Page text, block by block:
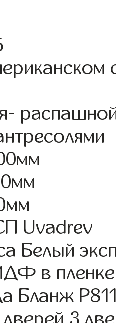
Uvadrev
Белый
в
Бланж
3